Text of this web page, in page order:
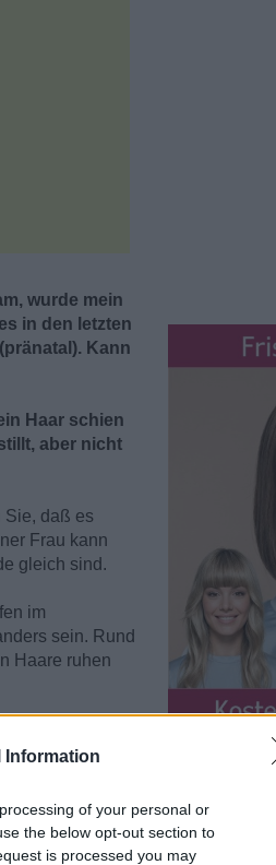
Information
of your personal or
the below opt-out section to
is processed you may
wurde mein
in den letzten
Kann
Haar schien
aber nicht
Sie, daß es
Frau kann
gleich sind.
im
sein. Rund
Haare ruhen
Dadurch
in die neue
Zeitpunkt